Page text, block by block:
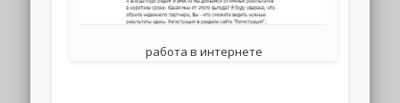
работа в интернете